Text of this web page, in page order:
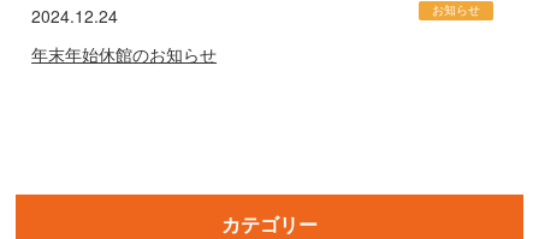
2024.12.24 お知らせ
年末年始休館のお知らせ
カテゴリー